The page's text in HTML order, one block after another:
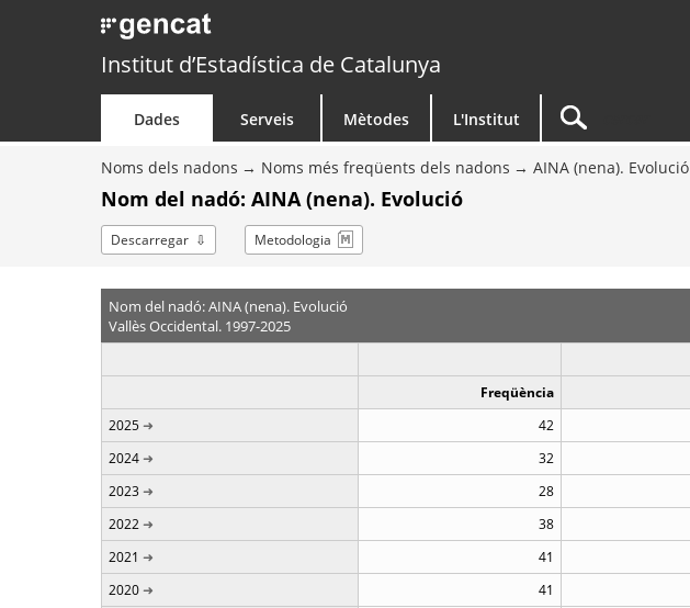
Institut d’Estadística de Catalunya
Dades Serveis Mètodes L'Institut
Noms dels nadons Noms més freqüents dels nadons AINA (nena). Evolució
Nom del nadó: AINA (nena). Evolució
Descarregar Metodologia
Nom del nadó: AINA (nena). Evolució
Vallès Occidental. 1997-2025
Freqüència
2025
42
2024
32
2023
28
2022
38
2021
41
2020
41